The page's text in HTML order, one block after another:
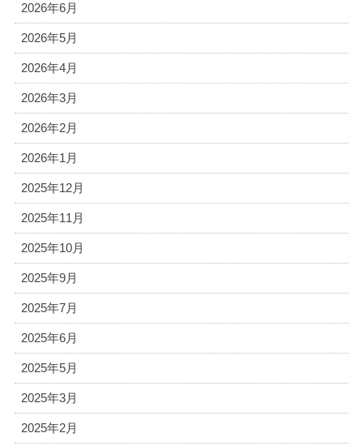
2026年6月
2026年5月
2026年4月
2026年3月
2026年2月
2026年1月
2025年12月
2025年11月
2025年10月
2025年9月
2025年7月
2025年6月
2025年5月
2025年3月
2025年2月